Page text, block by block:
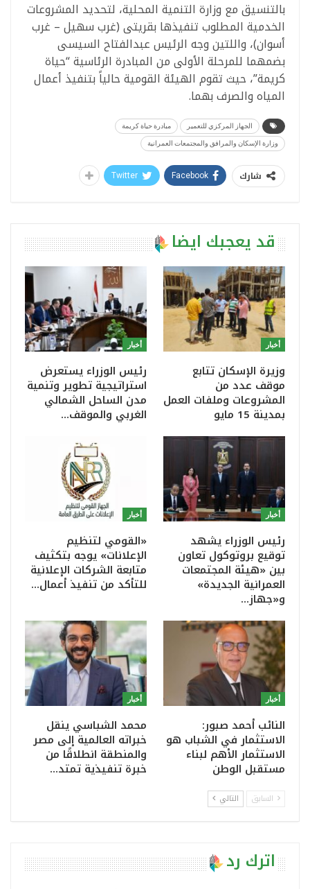
بالتنسيق مع وزارة التنمية المحلية، لتحديد المشروعات
الخدمية المطلوب تنفيذها بقريتى (غرب سهيل – غرب
أسوان)، واللتين وجه الرئيس عبدالفتاح السيسى
بضمهما للمرحلة الأولى من المبادرة الرئاسية “حياة
كريمة”، حيث تقوم الهيئة القومية حالياً بتنفيذ أعمال
المياه والصرف بهما.
الجهاز المركزي للتعمير مبادرة حياة كريمة
وزارة الإسكان والمرافق والمجتمعات العمرانية
شارك Facebook
Twitter
قد يعجبك ايضا
أخبار
وزيرة الإسكان تتابع
موقف عدد من
المشروعات وملفات العمل
بمدينة 15 مايو
أخبار
رئيس الوزراء يستعرض
استراتيجية تطوير وتنمية
مدن الساحل الشمالي
الغربي والموقف…
أخبار
رئيس الوزراء يشهد
توقيع بروتوكول تعاون
بين «هيئة المجتمعات
العمرانية الجديدة»
و«جهاز…
أخبار
«القومي لتنظيم
الإعلانات» يوجه بتكثيف
متابعة الشركات الإعلانية
للتأكد من تنفيذ أعمال…
أخبار
النائب أحمد صبور:
الاستثمار في الشباب هو
الاستثمار الأهم لبناء
مستقبل الوطن
أخبار
محمد الشباسي ينقل
خبراته العالمية إلى مصر
والمنطقة انطلاقًا من
خبرة تنفيذية تمتد…
السابق التالي
اترك رد